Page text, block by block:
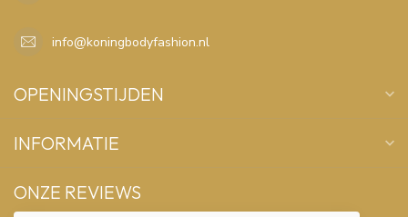
info@koningbodyfashion.nl
OPENINGSTIJDEN
INFORMATIE
ONZE REVIEWS